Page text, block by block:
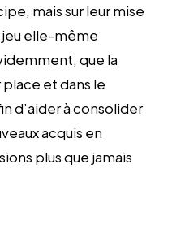
mais sur leur mise
elle-même
que la
et dans le
d’aider à consolider
acquis en
plus que jamais